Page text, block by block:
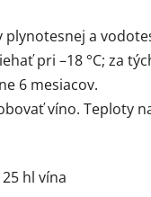
plynotesnej a
pri –18 °C; za
6 mesiacov.
víno. Teploty
hl vína